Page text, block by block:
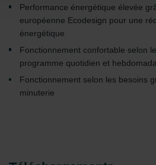
Datenschutzerklärung der Zehnder
Zehnder Group AG: Data Privacy
Zehnder Group België nv/sa:
Zehnder Group Czech Republic
osobních údajů
Zehnder Group France: Protection
Zehnder Group Ibérica SAU:
Performance énergétique élevée
européenne Ecodesign pour une
énergétique
Fonctionnement confortable selon
programme quotidien et
Fonctionnement selon les besoins
minuterie